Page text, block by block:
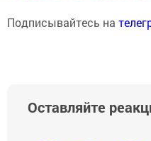
Подписывайтесь на
Оставляйте